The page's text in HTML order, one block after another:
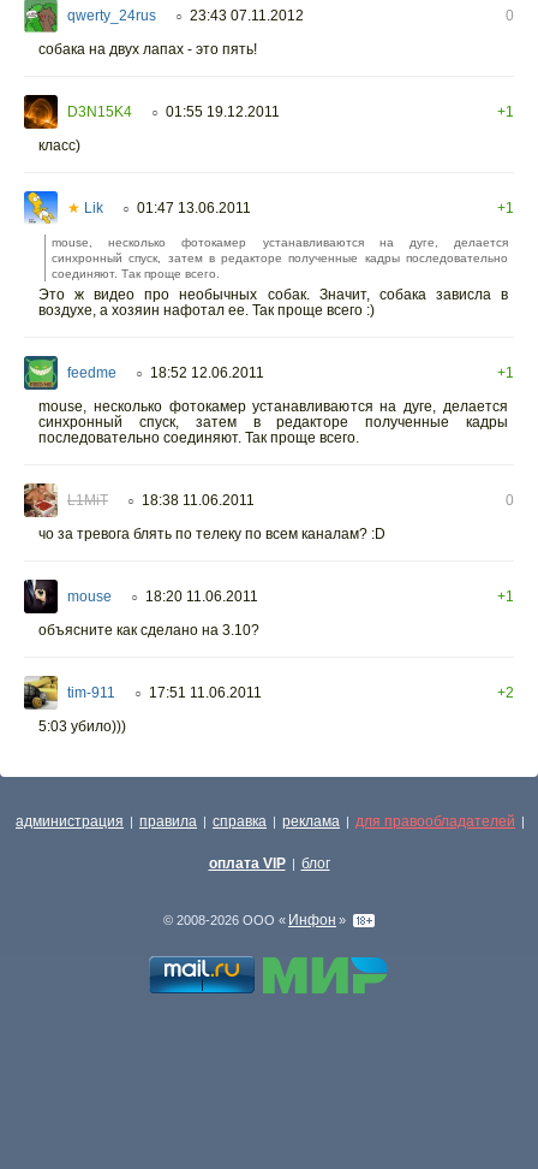
qwerty_24rus ○ 23:43 07.11.2012
0
собака на двух лапах - это пять!
D3N15K4 ○ 01:55 19.12.2011
+1
класс)
★ Lik ○ 01:47 13.06.2011 +1
mouse, несколько фотокамер устанавливаются на дуге, делается
синхронный спуск, затем в редакторе полученные кадры последовательно
соединяют. Так проще всего.
Это ж видео про необычных собак. Значит, собака зависла в
воздухе, а хозяин нафотал ее. Так проще всего :)
feedme ○ 18:52 12.06.2011
+1
mouse, несколько фотокамер устанавливаются на дуге, делается
синхронный спуск, затем в редакторе полученные кадры
последовательно соединяют. Так проще всего.
L1MiT ○ 18:38 11.06.2011
0
чо за тревога блять по телеку по всем каналам? :D
mouse ○ 18:20 11.06.2011
+1
объясните как сделано на 3.10?
tim-911 ○ 17:51 11.06.2011
+2
5:03 убило)))
администрация | правила | справка | реклама | для правообладателей |
оплата VIP | блог
© 2008-2026 ООО « Инфон »